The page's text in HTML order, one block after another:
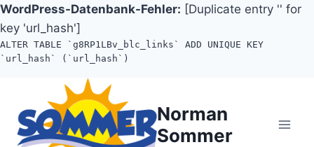
WordPress-Datenbank-Fehler: [Duplicate entry '' for
key 'url_hash']
ALTER TABLE `g8RP1LBv_blc_links` ADD UNIQUE KEY
`url_hash` (`url_hash`)
springen
Norman
Sommer